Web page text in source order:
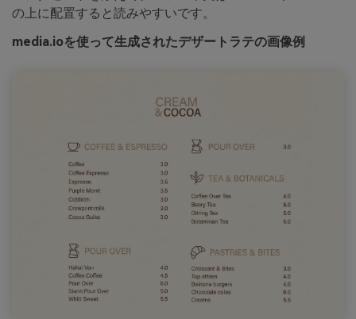
の上に配置すると読みやすいです。
media.ioを使って生成されたデザートラテの画像例